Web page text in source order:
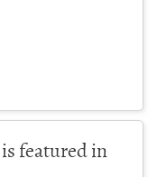
featured in